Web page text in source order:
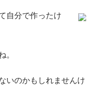
自分で作ったけ
。
いのかもしれませんけ